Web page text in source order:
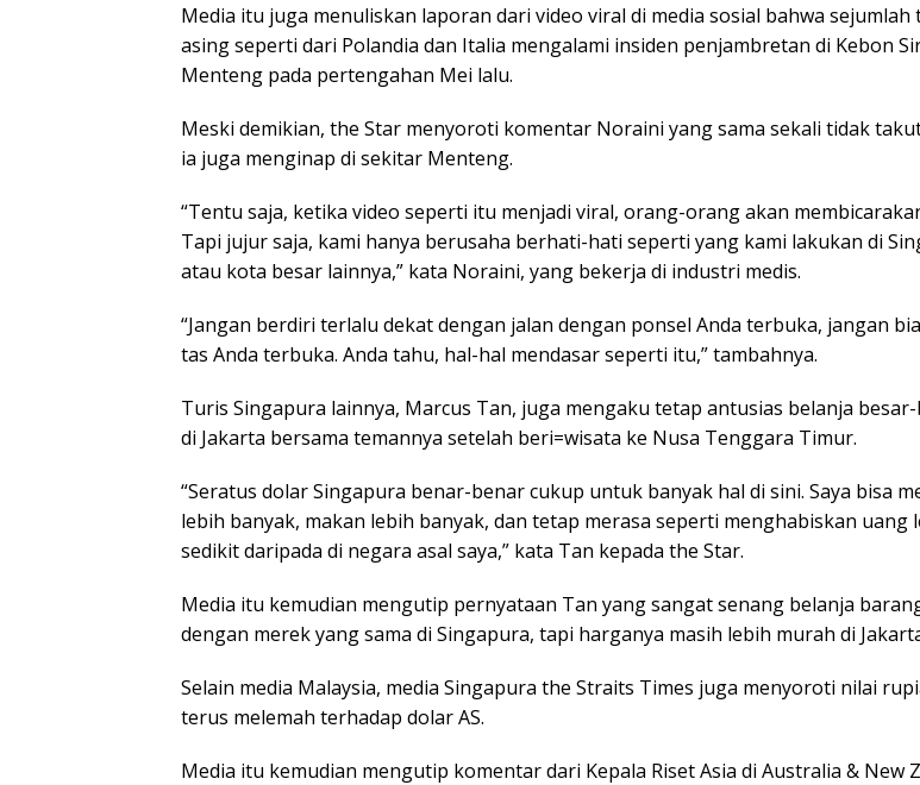
Media itu juga menuliskan laporan dari video viral di media sosial bahwa sejumlah
asing seperti dari Polandia dan Italia mengalami insiden penjambretan di Kebon
Menteng pada pertengahan Mei lalu.
Meski demikian, the Star menyoroti komentar Noraini yang sama sekali tidak
ia juga menginap di sekitar Menteng.
“Tentu saja, ketika video seperti itu menjadi viral, orang-orang akan
Tapi jujur saja, kami hanya berusaha berhati-hati seperti yang kami lakukan di
atau kota besar lainnya,” kata Noraini, yang bekerja di industri medis.
“Jangan berdiri terlalu dekat dengan jalan dengan ponsel Anda terbuka, jangan
tas Anda terbuka. Anda tahu, hal-hal mendasar seperti itu,” tambahnya.
Turis Singapura lainnya, Marcus Tan, juga mengaku tetap antusias belanja
di Jakarta bersama temannya setelah beri=wisata ke Nusa Tenggara Timur.
“Seratus dolar Singapura benar-benar cukup untuk banyak hal di sini. Saya bisa
lebih banyak, makan lebih banyak, dan tetap merasa seperti menghabiskan uang
sedikit daripada di negara asal saya,” kata Tan kepada the Star.
Media itu kemudian mengutip pernyataan Tan yang sangat senang belanja
dengan merek yang sama di Singapura, tapi harganya masih lebih murah di
Selain media Malaysia, media Singapura the Straits Times juga menyoroti nilai
terus melemah terhadap dolar AS.
Media itu kemudian mengutip komentar dari Kepala Riset Asia di Australia & New